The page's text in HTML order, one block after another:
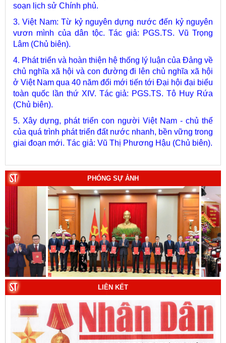
3. Việt Nam: Từ kỷ nguyên dựng nước đến kỷ nguyên
vươn mình của dân tộc. Tác giả: PGS.TS. Vũ Trọng
Lâm (Chủ biên).
4. Phát triển và hoàn thiện hệ thống lý luận của Đảng về
chủ nghĩa xã hội và con đường đi lên chủ nghĩa xã hội
ở Việt Nam qua 40 năm đổi mới tiến tới Đại hội đại biểu
toàn quốc lần thứ XIV. Tác giả: PGS.TS. Tô Huy Rứa
(Chủ biên).
5. Xây dựng, phát triển con người Việt Nam - chủ thể
của quá trình phát triển đất nước nhanh, bền vững trong
giai đoạn mới. Tác giả: Vũ Thị Phương Hậu (Chủ biên).
6. Kết hợp chặt chẽ, hài hòa giữa phát triển văn hóa với
Văn Phúc (Chủ biên).
7. Chủ quyền của Việt Nam ở Hoàng Sa, Trường Sa
giai đoạn 1884 - 1975: Thực trạng khai thác và quản lý.
Tác giả: Thượng tướng, PGS.TS. Trần Quốc Tỏ (Chủ
8. Hà Nội - Thành phố Hồ Chí Minh: Dấu ấn lịch sử qua
từng khoảnh khắc (Song ngữ Việt - Anh). Tác giả: Tập
thể tác giả.
9. Đường Hồ Chí Minh trên biển - Bản hùng ca bất diệt
của dân tộc Việt Nam. Tác giả: TS. Vũ Trọng Hùng
(Viện Lịch sử Đảng).
10. Một vành đai, một con đường: Hành trình dài của
Trung Quốc đến năm 2049 (Sách tham khảo).
giả:Michael H. Glantz, Robert J. Ross và Gavin G.
PHÓNG SỰ ẢNH
LIÊN KẾT